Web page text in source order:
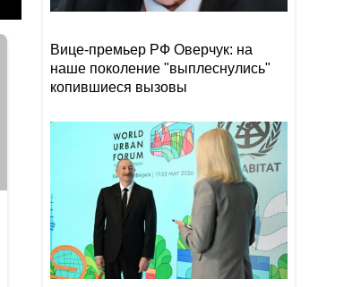
Вице-премьер РФ Оверчук: на
наше поколение "выплеснулись"
копившиеся вызовы